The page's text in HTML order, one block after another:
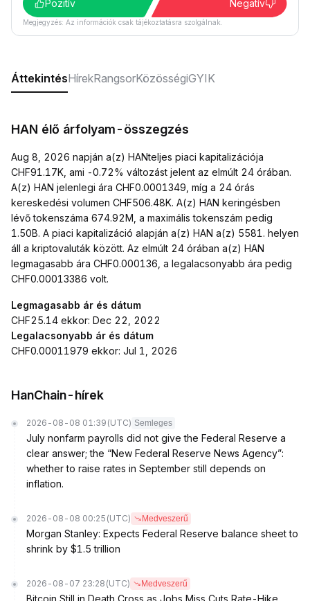
Pozitív
Negatív
Megjegyzés: Az információk csak tájékoztatásra szolgálnak.
ÁttekintésHírekRangsorKözösségiGYIK
HAN élő árfolyam-összegzés
Aug 8, 2026 napján a(z) HANteljes piaci kapitalizációja
CHF91.17K, ami -0.72% változást jelent az elmúlt 24 órában.
A(z) HAN jelenlegi ára CHF0.0001349, míg a 24 órás
kereskedési volumen CHF506.48K. A(z) HAN keringésben
lévő tokenszáma 674.92M, a maximális tokenszám pedig
1.50B. A piaci kapitalizáció alapján a(z) HAN a(z) 5581. helyen
áll a kriptovaluták között. Az elmúlt 24 órában a(z) HAN
legmagasabb ára CHF0.000136, a legalacsonyabb ára pedig
CHF0.00013386 volt.
Legmagasabb ár és dátum
CHF25.14 ekkor: Dec 22, 2022
Legalacsonyabb ár és dátum
CHF0.00011979 ekkor: Jul 1, 2026
HanChain-hírek
2026-08-08 01:39 (UTC) Semleges
July nonfarm payrolls did not give the Federal Reserve a
clear answer; the “New Federal Reserve News Agency”:
whether to raise rates in September still depends on
inflation.
2026-08-08 00:25 (UTC) Medveszerű
Morgan Stanley: Expects Federal Reserve balance sheet to
shrink by $1.5 trillion
2026-08-07 23:28 (UTC) Medveszerű
Bitcoin Still in Death Cross as Jobs Miss Cuts Rate-Hike